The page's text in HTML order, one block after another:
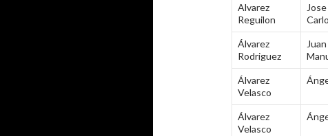
Alvarez
Reguilon
Jose
Álvarez
Rodriguez
Juan
Álvarez
Velasco
Álvarez
Velasco